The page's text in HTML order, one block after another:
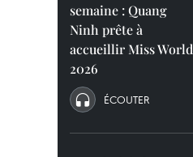
semaine : Quang
Ninh prête à
accueillir Miss World
2026
ÉCOUTER